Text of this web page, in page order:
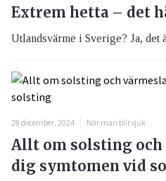
Extrem hetta – det
28 december, 2024 När man blir sjuk
Allt om solsting och
dig symtomen vid